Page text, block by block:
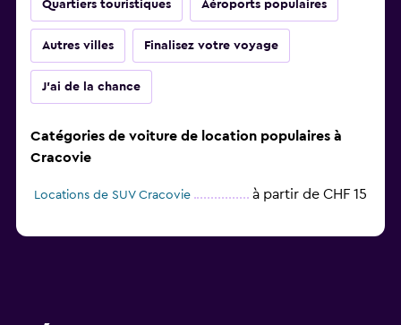
Quartiers touristiques Aéroports populaires
Autres villes Finalisez votre voyage
J'ai de la chance
Catégories de voiture de location populaires à
Cracovie
Locations de SUV Cracovie à partir de CHF 15